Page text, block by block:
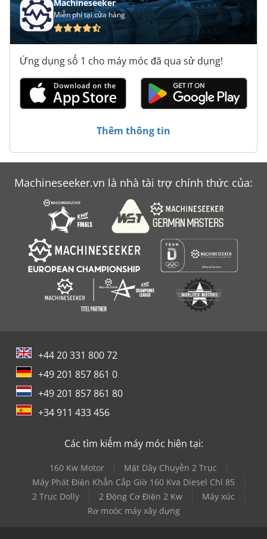
Machineseeker
Miễn phí tại cửa hàng
Ứng dụng số 1 cho máy móc đã qua sử dụng!
Thêm thông tin
Machineseeker.vn là nhà tài trợ chính thức của:
+44 20 331 800 72
+49 201 857 861 0
+49 201 857 861 80
+34 911 433 456
Các tìm kiếm máy móc hiện tại:
160 Kw Motor
Mặt Dây Chuyền 2 Trục
Máy Phát Điện Khẩn Cấp Giờ 160 Kva Diesel Chỉ 85
2 Trục Dolly
2 Động Cơ Điện 2 Kw
Máy xúc
Rơ moóc máy xây dựng